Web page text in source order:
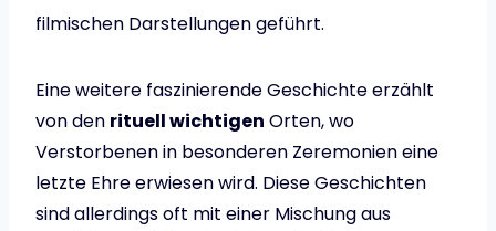
filmischen Darstellungen geführt.
Eine weitere faszinierende Geschichte erzählt
von den rituell wichtigen Orten, wo
Verstorbenen in besonderen Zeremonien eine
letzte Ehre erwiesen wird. Diese Geschichten
sind allerdings oft mit einer Mischung aus